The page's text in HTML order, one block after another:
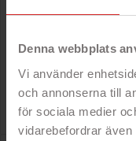
Denna webbplats
Vi använder
och annonserna till
för sociala medier
vidarebefordrar
-
-